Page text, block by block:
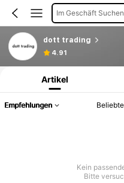
Im Geschäft Suchen
dott trading
4.91
Produktinformation:
Artikel
Empfehlungen
Kein
Bitte